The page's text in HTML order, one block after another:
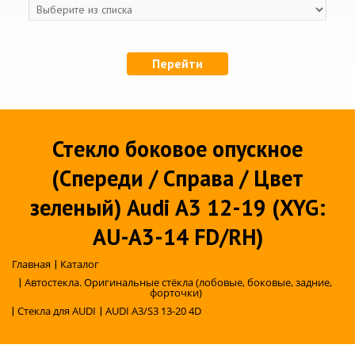
Перейти
Стекло боковое опускное
(Спереди / Справа / Цвет
зеленый) Audi A3 12-19 (XYG:
AU-A3-14 FD/RH)
Главная | Каталог
| Автостекла. Оригинальные стёкла (лобовые, боковые, задние,
форточки)
| Стекла для AUDI | AUDI A3/S3 13-20 4D